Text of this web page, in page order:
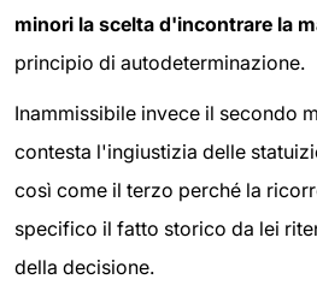
minori la scelta d'incontrare la
principio di autodeterminazione.
Inammissibile invece il secondo
contesta l'ingiustizia delle
così come il terzo perché la
specifico il fatto storico da lei
della decisione.